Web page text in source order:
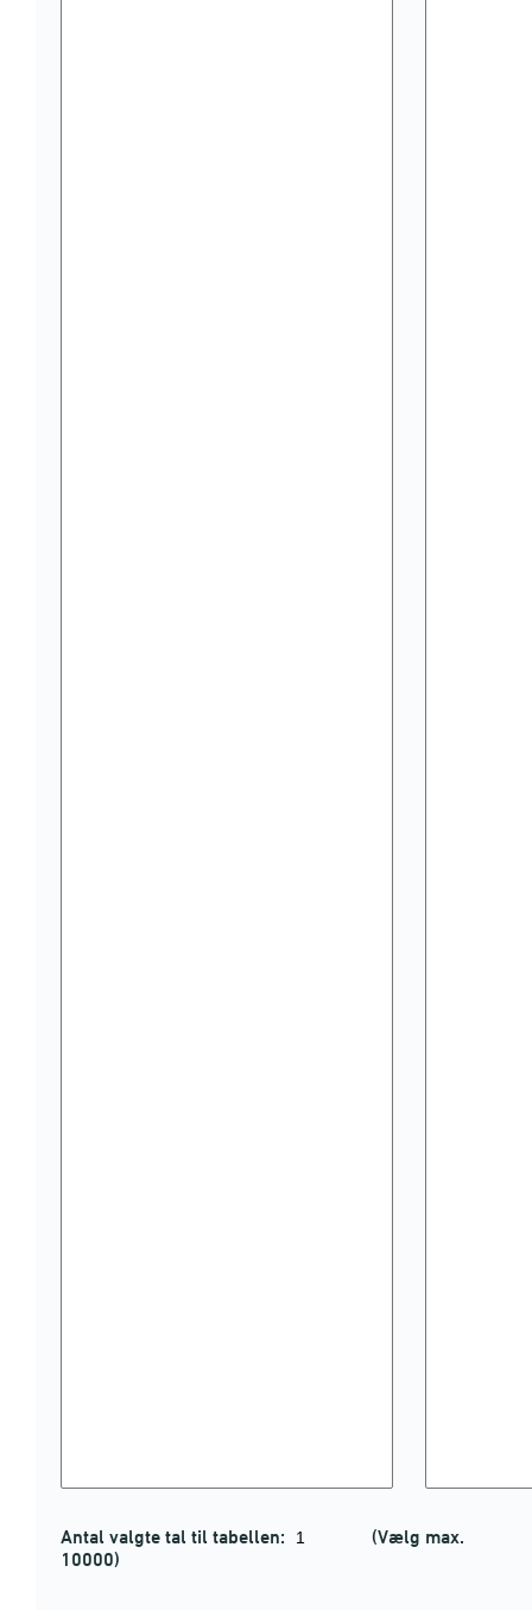
Antal valgte tal til tabellen:
(Vælg max.
10000)